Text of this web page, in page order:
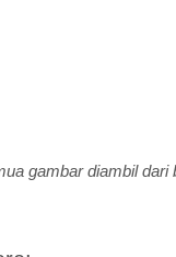
gambar diambil dari